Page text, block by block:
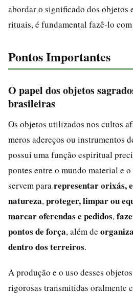
abordar o significado dos objetos
rituais, é fundamental fazê-lo
Pontos Importantes
O papel dos objetos
brasileiras
Os objetos utilizados nos cultos
meros adereços ou instrumentos
possui uma função espiritual
pontes entre o mundo material e
servem para representar orixás,
natureza, proteger, limpar ou
marcar oferendas e pedidos,
pontos de força, além de
dentro dos terreiros.
A produção e o uso desses
rigorosas transmitidas oralmente